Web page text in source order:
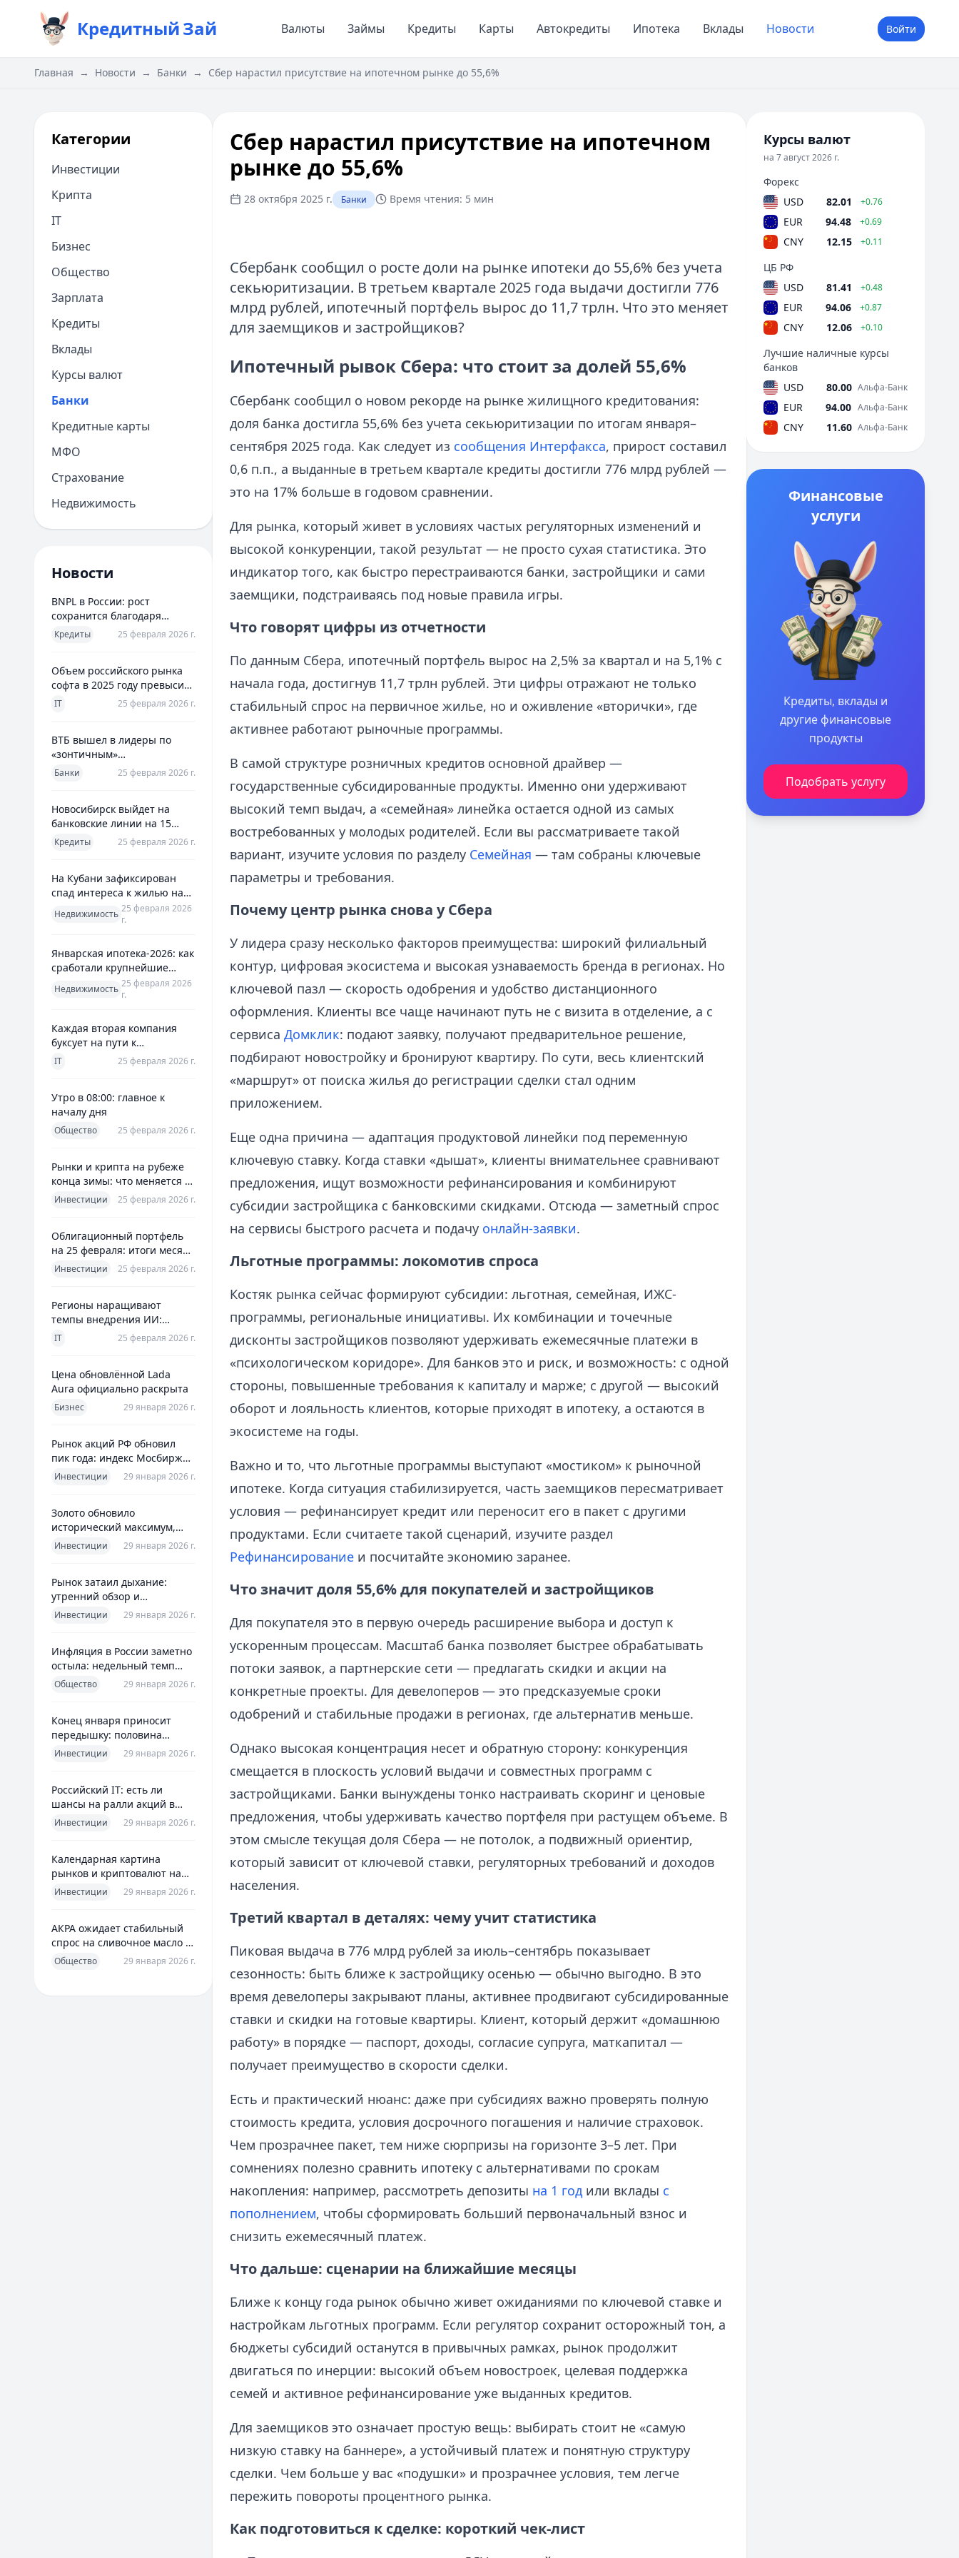
КредитныйЗай Валюты Займы Кредиты Карты Автокредиты Ипотека Вклады Новости Войти
Главная → Новости → Банки → Сбер нарастил присутствие на ипотечном рынке до 55,6%
Категории
Инвестиции
Крипта
IT
Бизнес
Общество
Зарплата
Кредиты
Вклады
Курсы валют
Банки
Кредитные карты
МФО
Страхование
Недвижимость
Новости
BNPL в России: рост
сохранится благодаря
новым сценариям
использования
Кредиты 25 февраля 2026 г.
Объем российского рынка
софта в 2025 году превысил
800 млрд рублей
IT 25 февраля 2026 г.
ВТБ вышел в лидеры по
«зонтичным»
поручительствам для МСП
Банки 25 февраля 2026 г.
Новосибирск выйдет на
банковские линии на 15
млрд рублей для закрытия
дефицита
Кредиты 25 февраля 2026 г.
На Кубани зафиксирован
спад интереса к жилью на
Недвижимость 25 февраля 2026
г.
Январская ипотека-2026: как
сработали крупнейшие
банки и что это значит для
заемщиков
Недвижимость 25 февраля 2026
г.
Каждая вторая компания
буксует на пути к
полноценной ERP
IT 25 февраля 2026 г.
Утро в 08:00: главное к
началу дня
Общество 25 февраля 2026 г.
Рынки и крипта на рубеже
конца зимы: что меняется к
25 февраля 2026
Инвестиции 25 февраля 2026 г.
Облигационный портфель
на 25 февраля: итоги месяца
и планы на март
Инвестиции 25 февраля 2026 г.
Регионы наращивают
темпы внедрения ИИ:
главное из отраслевого
IT 25 февраля 2026 г.
Цена обновлённой Lada
Aura официально раскрыта
Бизнес 29 января 2026 г.
Рынок акций РФ обновил
пик года: индекс Мосбиржи
на новом максимуме 2026-го
Инвестиции 29 января 2026 г.
Золото обновило
исторический максимум,
превысив планку в $5600 за
Инвестиции 29 января 2026 г.
Рынок затаил дыхание:
утренний обзор и
ориентиры для инвесторов
Инвестиции 29 января 2026 г.
Инфляция в России заметно
остыла: недельный темп
упал более чем вдвое
Общество 29 января 2026 г.
Конец января приносит
передышку: половина
годовой цели ЦБ «сделана»
Инвестиции 29 января 2026 г.
Российский IT: есть ли
шансы на ралли акций в
2026 без опоры на ИИ
Инвестиции 29 января 2026 г.
Календарная картина
рынков и криптовалют на
четверг, 29 января 2026
Инвестиции 29 января 2026 г.
АКРА ожидает стабильный
спрос на сливочное масло в
2026 году
Общество 29 января 2026 г.
Сбер нарастил присутствие на ипотечном
рынке до 55,6%
28 октября 2025 г. Банки Время чтения: 5 мин
Сбербанк сообщил о росте доли на рынке ипотеки до 55,6% без учета
секьюритизации. В третьем квартале 2025 года выдачи достигли 776
млрд рублей, ипотечный портфель вырос до 11,7 трлн. Что это меняет
для заемщиков и застройщиков?
Ипотечный рывок Сбера: что стоит за долей 55,6%
Сбербанк сообщил о новом рекорде на рынке жилищного кредитования:
доля банка достигла 55,6% без учета секьюритизации по итогам января–
сентября 2025 года. Как следует из сообщения Интерфакса, прирост составил
0,6 п.п., а выданные в третьем квартале кредиты достигли 776 млрд рублей —
это на 17% больше в годовом сравнении.
Для рынка, который живет в условиях частых регуляторных изменений и
высокой конкуренции, такой результат — не просто сухая статистика. Это
индикатор того, как быстро перестраиваются банки, застройщики и сами
заемщики, подстраиваясь под новые правила игры.
Что говорят цифры из отчетности
По данным Сбера, ипотечный портфель вырос на 2,5% за квартал и на 5,1% с
начала года, достигнув 11,7 трлн рублей. Эти цифры отражают не только
стабильный спрос на первичное жилье, но и оживление «вторички», где
активнее работают рыночные программы.
В самой структуре розничных кредитов основной драйвер —
государственные субсидированные продукты. Именно они удерживают
высокий темп выдач, а «семейная» линейка остается одной из самых
востребованных у молодых родителей. Если вы рассматриваете такой
вариант, изучите условия по разделу Семейная — там собраны ключевые
параметры и требования.
Почему центр рынка снова у Сбера
У лидера сразу несколько факторов преимущества: широкий филиальный
контур, цифровая экосистема и высокая узнаваемость бренда в регионах. Но
ключевой пазл — скорость одобрения и удобство дистанционного
оформления. Клиенты все чаще начинают путь не с визита в отделение, а с
сервиса Домклик: подают заявку, получают предварительное решение,
подбирают новостройку и бронируют квартиру. По сути, весь клиентский
«маршрут» от поиска жилья до регистрации сделки стал одним
приложением.
Еще одна причина — адаптация продуктовой линейки под переменную
ключевую ставку. Когда ставки «дышат», клиенты внимательнее сравнивают
предложения, ищут возможности рефинансирования и комбинируют
субсидии застройщика с банковскими скидками. Отсюда — заметный спрос
на сервисы быстрого расчета и подачу онлайн-заявки.
Льготные программы: локомотив спроса
Костяк рынка сейчас формируют субсидии: льготная, семейная, ИЖС-
программы, региональные инициативы. Их комбинации и точечные
дисконты застройщиков позволяют удерживать ежемесячные платежи в
«психологическом коридоре». Для банков это и риск, и возможность: с одной
стороны, повышенные требования к капиталу и марже; с другой — высокий
оборот и лояльность клиентов, которые приходят в ипотеку, а остаются в
экосистеме на годы.
Важно и то, что льготные программы выступают «мостиком» к рыночной
ипотеке. Когда ситуация стабилизируется, часть заемщиков пересматривает
условия — рефинансирует кредит или переносит его в пакет с другими
продуктами. Если считаете такой сценарий, изучите раздел
Рефинансированиеи посчитайте экономию заранее.
Что значит доля 55,6% для покупателей и застройщиков
Для покупателя это в первую очередь расширение выбора и доступ к
ускоренным процессам. Масштаб банка позволяет быстрее обрабатывать
потоки заявок, а партнерские сети — предлагать скидки и акции на
конкретные проекты. Для девелоперов — это предсказуемые сроки
одобрений и стабильные продажи в регионах, где альтернатив меньше.
Однако высокая концентрация несет и обратную сторону: конкуренция
смещается в плоскость условий выдачи и совместных программ с
застройщиками. Банки вынуждены тонко настраивать скоринг и ценовые
предложения, чтобы удерживать качество портфеля при растущем объеме. В
этом смысле текущая доля Сбера — не потолок, а подвижный ориентир,
который зависит от ключевой ставки, регуляторных требований и доходов
населения.
Третий квартал в деталях: чему учит статистика
Пиковая выдача в 776 млрд рублей за июль–сентябрь показывает
сезонность: быть ближе к застройщику осенью — обычно выгодно. В это
время девелоперы закрывают планы, активнее продвигают субсидированные
ставки и скидки на готовые квартиры. Клиент, который держит «домашнюю
работу» в порядке — паспорт, доходы, согласие супруга, маткапитал —
получает преимущество в скорости сделки.
Есть и практический нюанс: даже при субсидиях важно проверять полную
стоимость кредита, условия досрочного погашения и наличие страховок.
Чем прозрачнее пакет, тем ниже сюрпризы на горизонте 3–5 лет. При
сомнениях полезно сравнить ипотеку с альтернативами по срокам
накопления: например, рассмотреть депозиты на 1 годили вклады с
пополнением, чтобы сформировать больший первоначальный взнос и
снизить ежемесячный платеж.
Что дальше: сценарии на ближайшие месяцы
Ближе к концу года рынок обычно живет ожиданиями по ключевой ставке и
настройкам льготных программ. Если регулятор сохранит осторожный тон, а
бюджеты субсидий останутся в привычных рамках, рынок продолжит
двигаться по инерции: высокий объем новостроек, целевая поддержка
семей и активное рефинансирование уже выданных кредитов.
Для заемщиков это означает простую вещь: выбирать стоит не «самую
низкую ставку на баннере», а устойчивый платеж и понятную структуру
сделки. Чем больше у вас «подушки» и прозрачнее условия, тем легче
пережить повороты процентного рынка.
Как подготовиться к сделке: короткий чек-лист
Курсы валют
на 7 август 2026 г.
Форекс
USD
82.01 +0.76
EUR 94.48 +0.69
CNY 12.15 +0.11
ЦБ РФ
USD
81.41 +0.48
EUR 94.06 +0.87
CNY 12.06 +0.10
Лучшие наличные курсы
банков
USD
80.00 Альфа-Банк
EUR 94.00 Альфа-Банк
CNY 11.60 Альфа-Банк
Финансовые
услуги
Кредиты, вклады и
другие финансовые
продукты
Подобрать услугу